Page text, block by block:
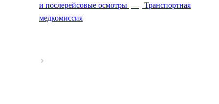
и послерейсовые осмотры —
Транспортная
медкомиссия